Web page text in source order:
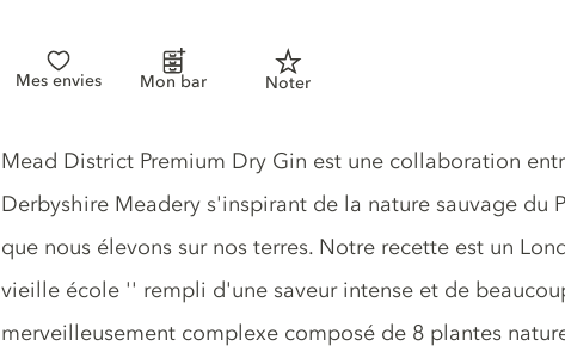
Mes envies Mon bar Noter
Description du gin
Mead District Premium Dry Gin est une collaboration
Derbyshire Meadery s'inspirant de la nature sauvage du
que nous élevons sur nos terres. Notre recette est un
vieille école '' rempli d'une saveur intense et de
merveilleusement complexe composé de 8 plantes